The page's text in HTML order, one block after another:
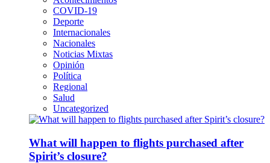
COVID-19
Deporte
Internacionales
Nacionales
Noticias Mixtas
Opinión
Política
Regional
Salud
Uncategorized
What will happen to flights purchased after
Spirit’s closure?